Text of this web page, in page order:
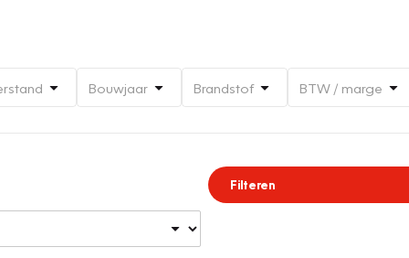
Bouwjaar Brandstof BTW / marge
Filteren